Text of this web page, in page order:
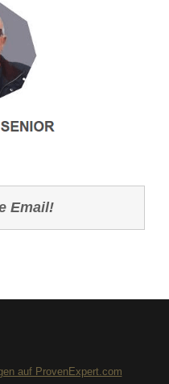
Email!
auf ProvenExpert.com